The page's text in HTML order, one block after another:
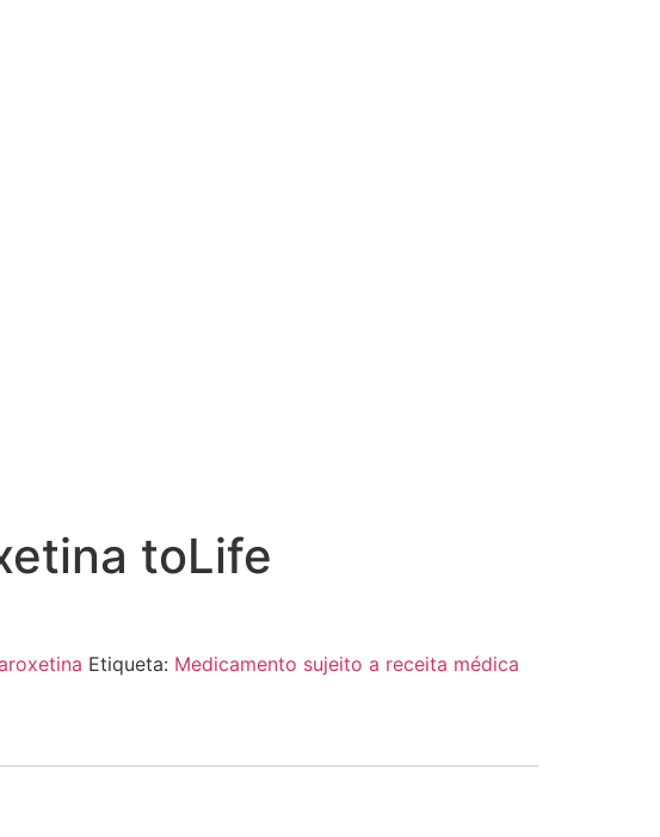
toLife
Etiqueta: Medicamento sujeito a receita médica